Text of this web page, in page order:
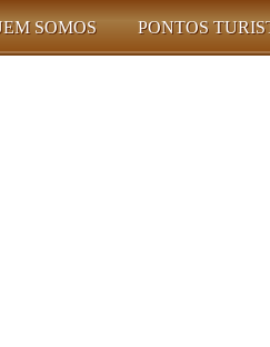
SOMOS PONTOS